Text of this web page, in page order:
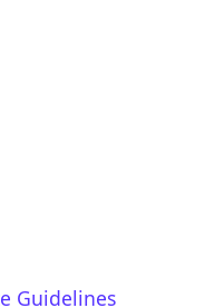
Guidelines